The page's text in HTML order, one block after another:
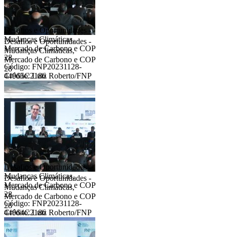
Desafios e Oportunidades -
Mudanças Climáticas,
Mercado de Carbono e COP
28
Desafios e Oportunidades -
Mudanças Climáticas,
Mercado de Carbono e COP
28
Código: FNP20231128-
44965C2186
Crédito: Luiz Roberto/FNP
Desafios e Oportunidades -
Mudanças Climáticas,
Mercado de Carbono e COP
28
Desafios e Oportunidades -
Mudanças Climáticas,
Mercado de Carbono e COP
28
Código: FNP20231128-
44964C2186
Crédito: Luiz Roberto/FNP